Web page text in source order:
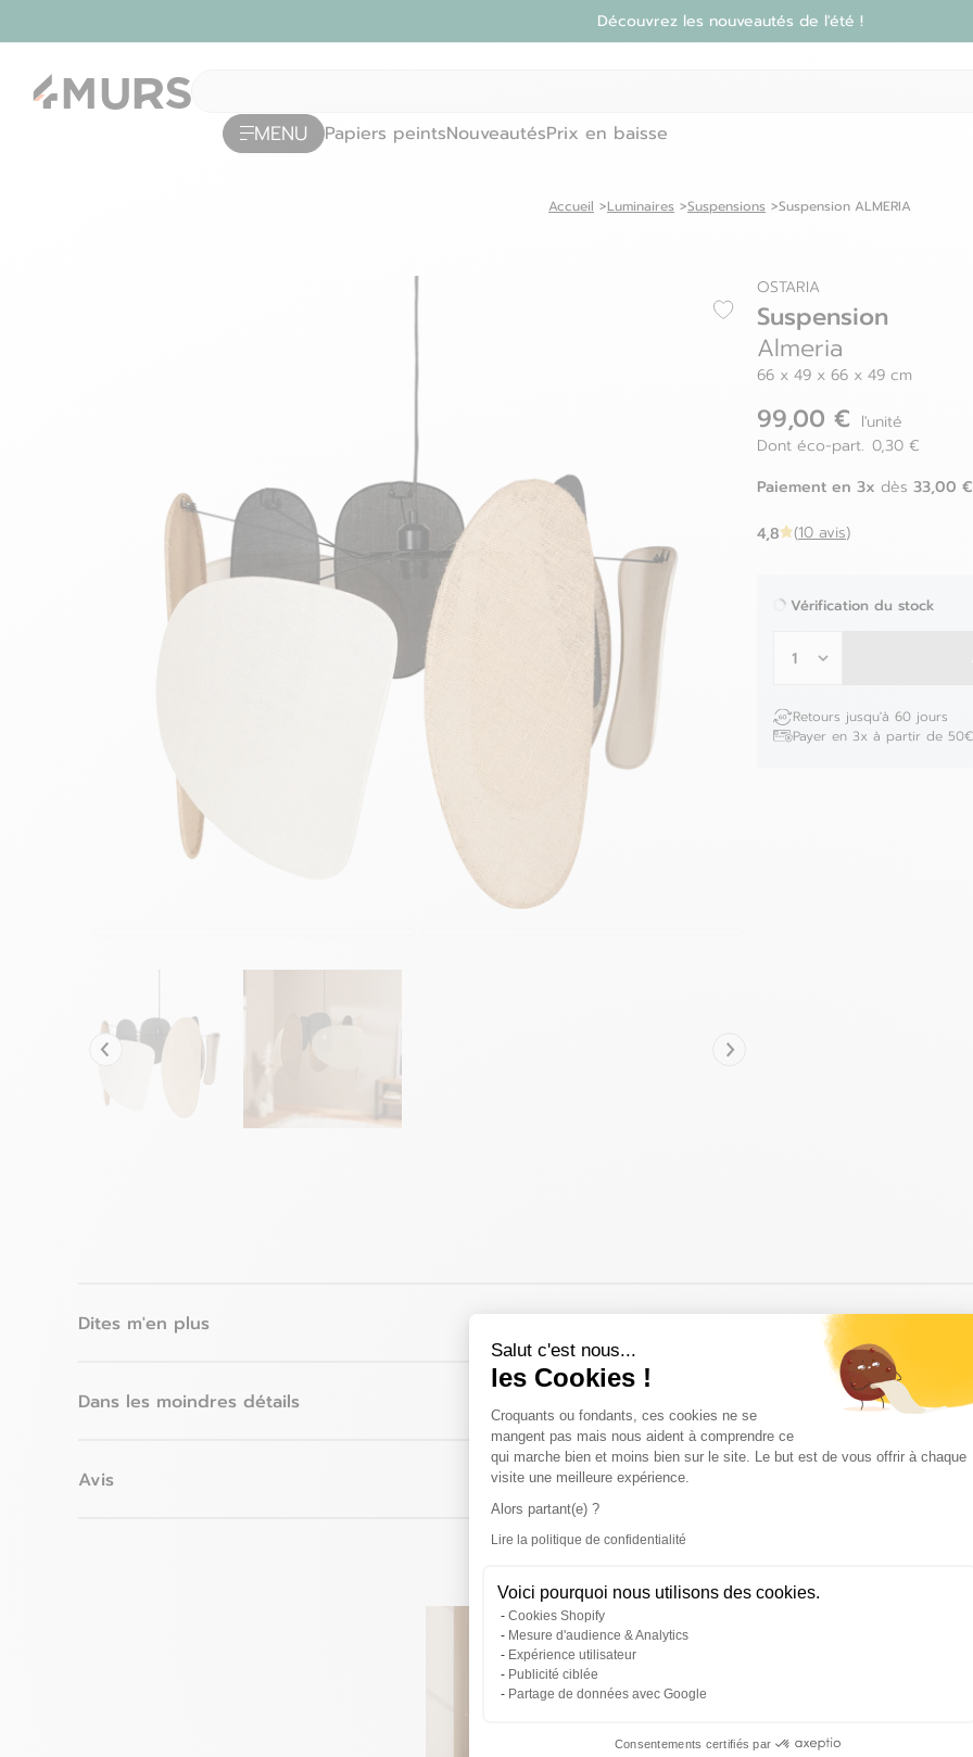
Salut c'est nous...
les Cookies !
Plateforme de Gestion du
Croquants ou fondants, ces cookies ne se
mangent pas mais nous aident à comprendre ce
qui marche bien et moins bien sur le site. Le but est de vous offrir à chaque
visite une meilleure expérience.
Alors partant(e) ?
Lire la politique de confidentialité
Voici pourquoi nous utilisons des cookies.
Cookies Shopify
Mesure d'audience & Analytics
Expérience utilisateur
Publicité ciblée
Partage de données avec Google
Consentements certifiés par
Découvrez les nouveautés de l'été !
MENU Papiers peintsNouveautésPrix en baisse
Accueil Luminaires Suspensions Suspension ALMERIA
OSTARIA
Suspension
Almeria
66 x 49 x 66 x 49 cm
99,00 €
l'unité
Dont éco-part. 0,30 €
Paiement en 3x dès 33,00 €
4,8 (10 avis)
Vérification du stock
Retours jusqu'à 60 jours
Payer en 3x à partir de
Dites m'en plus
Dans les moindres détails
Avis
Découvrez les pays dans lesquels on peut vous livrer :
Espagne
Finlande
France
Luxembourg